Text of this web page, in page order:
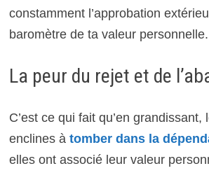
constamment l’approbation
baromètre de ta valeur personnelle.
La peur du rejet et de
C’est ce qui fait qu’en
enclines à tomber dans la
elles ont associé leur valeur